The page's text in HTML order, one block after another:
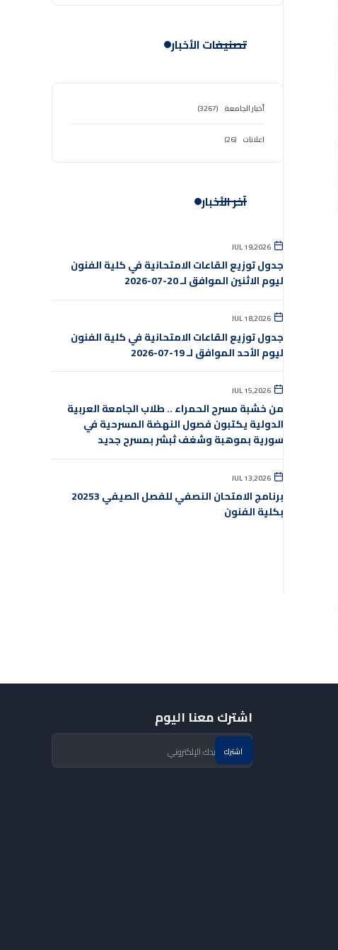
تصنيفات الأخبار
أخبار الجامعة (3267)
اعلانات (26)
آخر الأخبار
JUL 19,2026
جدول توزيع القاعات الامتحانية في كلية الفنون
ليوم الاثنين الموافق لـ 20-07-2026
JUL 18,2026
جدول توزيع القاعات الامتحانية في كلية الفنون
ليوم الأحد الموافق لـ 19-07-2026
JUL 15,2026
من خشبة مسرح الحمراء .. طلاب الجامعة العربية
الدولية يكتبون فصول النهضة المسرحية في
سورية بموهبة وشغف ثبشر بمسرح جديد
JUL 13,2026
برنامج الامتحان النصفي للفصل الصيفي 20253
بكلية الفنون
اشترك معنا اليوم